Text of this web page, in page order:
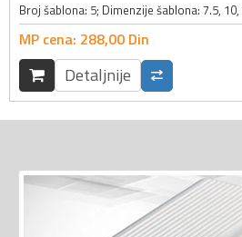
MP cena: 288,00 Din
Detaljnije